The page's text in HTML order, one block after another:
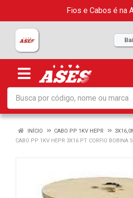
Fios e Cabos é na
INÍCIO CABO PP 1KV HEPR
CABO PP 1KV HEPR 3X16 PT CORFIO BOBINA